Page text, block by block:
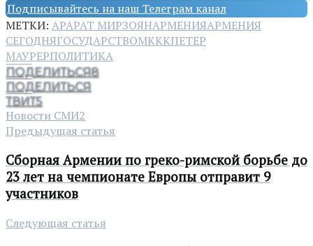
Подписывайтесь на наш Телеграм канал
МЕТКИ: АРАРАТ МИРЗОЯНАРМЕНИЯАРМЕНИЯ
СЕГОДНЯГОСУДАРСТВОМКККПЕТЕР
МАУРЕРПОЛИТИКА
ПОДЕЛИТЬСЯ8
ПОДЕЛИТЬСЯ
ТВИТ5
Новости СМИ2
Предыдущая статья
Сборная Армении по греко-римской борьбе до
23 лет на чемпионате Европы отправит 9
участников
Следующая статья